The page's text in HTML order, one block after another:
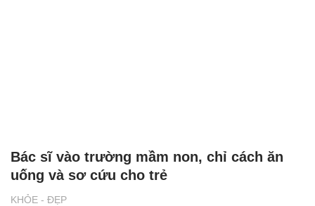
KHỎE - ĐẸP
Bác sĩ vào trường mầm non, chỉ cách ăn
uống và sơ cứu cho trẻ